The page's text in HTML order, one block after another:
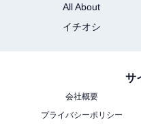
こちらもおすすめ
2026年7月
All About
イチオシ
サ
会社概要
プライバシーポリシー